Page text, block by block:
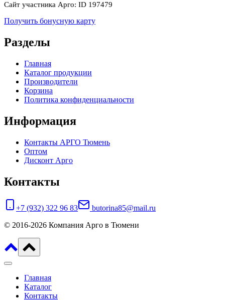
Сайт участника Арго: ID 197479
Получить бонусную карту
Разделы
Главная
Каталог продукции
Производители
Корзина
Политика конфиденциальности
Информация
Контакты АРГО Тюмень
Оптом
Дисконт Арго
Контакты
+7 (932) 322 96 83
butorina85@mail.ru
© 2016-2026 Компания Арго в Тюмени
Главная
Каталог
Контакты